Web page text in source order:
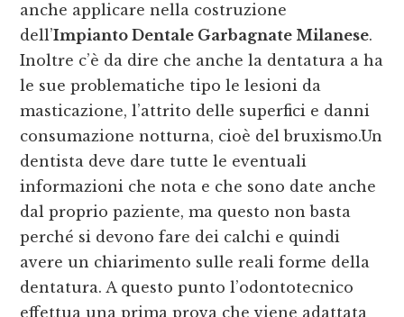
anche applicare nella costruzione
dell’Impianto Dentale Garbagnate Milanese.
Inoltre c’è da dire che anche la dentatura a ha
le sue problematiche tipo le lesioni da
masticazione, l’attrito delle superfici e danni
consumazione notturna, cioè del bruxismo.Un
dentista deve dare tutte le eventuali
informazioni che nota e che sono date anche
dal proprio paziente, ma questo non basta
perché si devono fare dei calchi e quindi
avere un chiarimento sulle reali forme della
dentatura. A questo punto l’odontotecnico
effettua una prima prova che viene adattata